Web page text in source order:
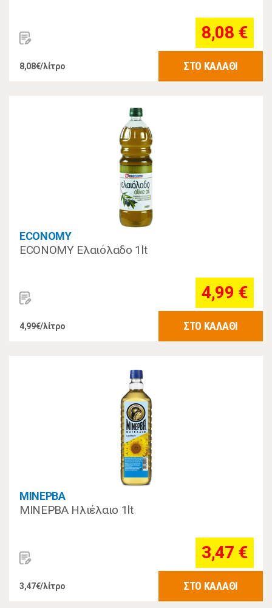
8,08 €
8,08€/λίτρο ΣΤΟ ΚΑΛΑΘΙ
ECONOMY
ECONOMY Ελαιόλαδο 1lt
4,99 €
4,99€/λίτρο ΣΤΟ ΚΑΛΑΘΙ
ΜΙΝΕΡΒΑ
ΜΙΝΕΡΒΑ Ηλιέλαιο 1lt
3,47 €
3,47€/λίτρο ΣΤΟ ΚΑΛΑΘΙ